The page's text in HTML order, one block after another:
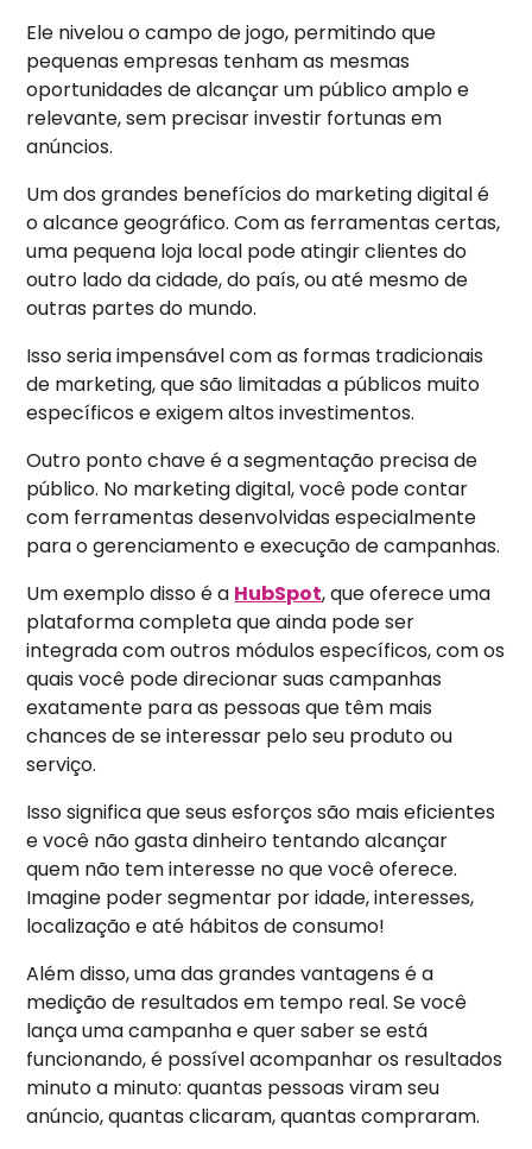
Ele nivelou o campo de jogo, permitindo que
pequenas empresas tenham as mesmas
oportunidades de alcançar um público amplo e
relevante, sem precisar investir fortunas em
anúncios.
Um dos grandes benefícios do marketing digital é
o alcance geográfico. Com as ferramentas certas,
uma pequena loja local pode atingir clientes do
outro lado da cidade, do país, ou até mesmo de
outras partes do mundo.
Isso seria impensável com as formas tradicionais
de marketing, que são limitadas a públicos muito
específicos e exigem altos investimentos.
Outro ponto chave é a segmentação precisa de
público. No marketing digital, você pode contar
com ferramentas desenvolvidas especialmente
para o gerenciamento e execução de campanhas.
Um exemplo disso é a HubSpot, que oferece uma
plataforma completa que ainda pode ser
integrada com outros módulos específicos, com os
quais você pode direcionar suas campanhas
exatamente para as pessoas que têm mais
chances de se interessar pelo seu produto ou
serviço.
Isso significa que seus esforços são mais eficientes
e você não gasta dinheiro tentando alcançar
quem não tem interesse no que você oferece.
Imagine poder segmentar por idade, interesses,
localização e até hábitos de consumo!
Além disso, uma das grandes vantagens é a
medição de resultados em tempo real. Se você
lança uma campanha e quer saber se está
funcionando, é possível acompanhar os resultados
minuto a minuto: quantas pessoas viram seu
anúncio, quantas clicaram, quantas compraram.